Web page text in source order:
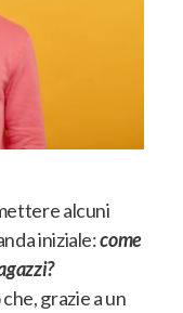
alcuni
iniziale:come
grazie a un